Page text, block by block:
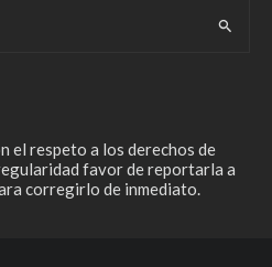
el respeto a los derechos de
favor de reportarla a
corregirlo de inmediato.